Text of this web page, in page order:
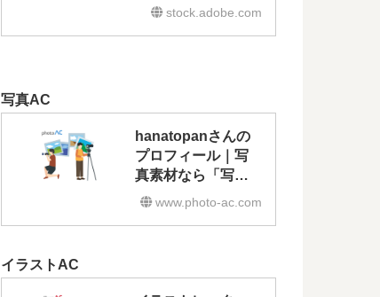
stock.adobe.com
写真AC
hanatopanさんの
プロフィール｜写
真素材なら「写真
AC」無料（フリ
ー）ダウンロード
www.photo-ac.com
イラストAC